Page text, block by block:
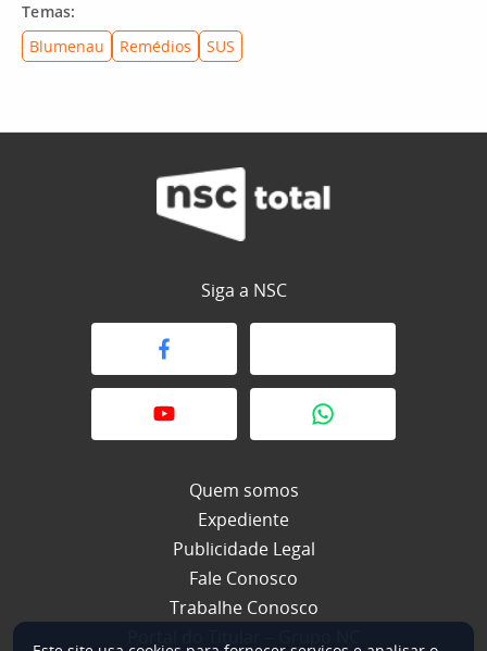
Temas:
Blumenau
Remédios SUS
Siga a NSC
Quem somos
Expediente
Publicidade Legal
Fale Conosco
Trabalhe Conosco